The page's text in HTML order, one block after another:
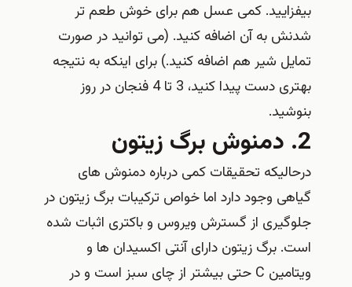
بیفزایید. کمی عسل هم برای خوش طعم تر
شدنش به آن اضافه کنید. (می توانید در صورت
تمایل شیر هم اضافه کنید.) برای اینکه به نتیجه
بهتری دست پیدا کنید، 3 تا 4 فنجان در روز
بنوشید.
2. دمنوش برگ زیتون
درحالیکه تحقیقات کمی درباره دمنوش های
گیاهی وجود دارد اما خواص ترکیبات برگ زیتون در
جلوگیری از گسترش ویروس و باکتری اثبات شده
است. برگ زیتون دارای آنتی اکسیدان ها و
ویتامین C حتی بیشتر از چای سبز است و در